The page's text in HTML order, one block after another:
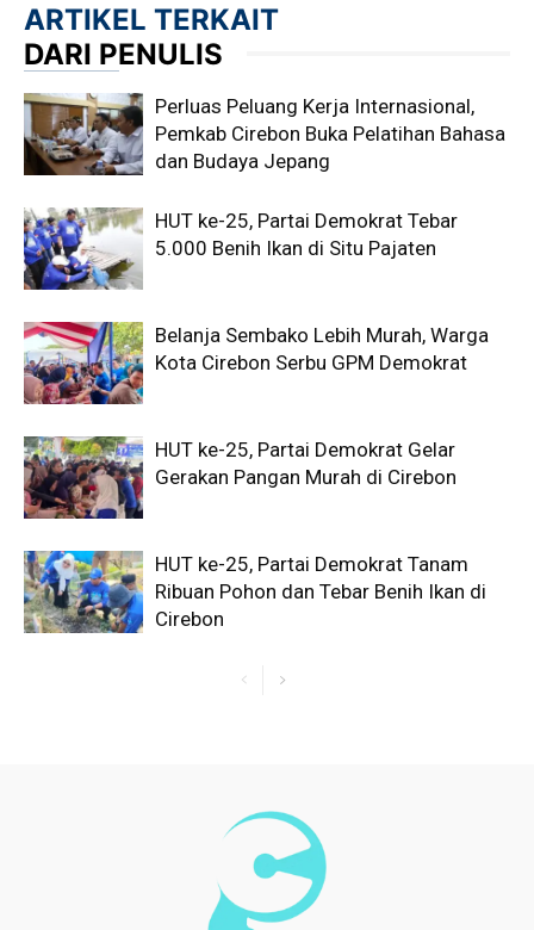
ARTIKEL TERKAIT
DARI PENULIS
Perluas Peluang Kerja Internasional,
Pemkab Cirebon Buka Pelatihan Bahasa
dan Budaya Jepang
HUT ke-25, Partai Demokrat Tebar
5.000 Benih Ikan di Situ Pajaten
Belanja Sembako Lebih Murah, Warga
Kota Cirebon Serbu GPM Demokrat
HUT ke-25, Partai Demokrat Gelar
Gerakan Pangan Murah di Cirebon
HUT ke-25, Partai Demokrat Tanam
Ribuan Pohon dan Tebar Benih Ikan di
Cirebon